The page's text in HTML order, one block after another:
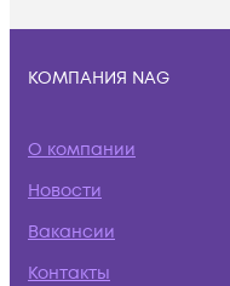
КОМПАНИЯ NAG
О компании
Новости
Вакансии
Контакты